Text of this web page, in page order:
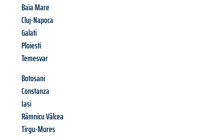
Baia Mare
Cluj-Napoca
Galati
Ploiesti
Temesvar
Botosani
Constanza
Iasi
Râmnicu Vâlcea
Tirgu-Mures